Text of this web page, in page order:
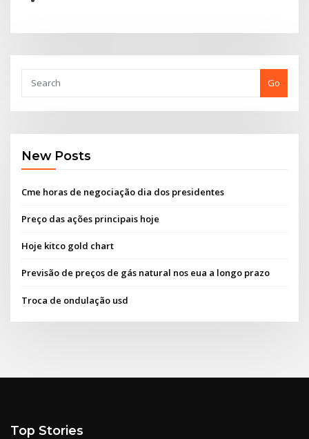
Go
New Posts
Cme horas de negociação dia dos presidentes
Preço das ações principais hoje
Hoje kitco gold chart
Previsão de preços de gás natural nos eua a longo prazo
Troca de ondulação usd
Top Stories